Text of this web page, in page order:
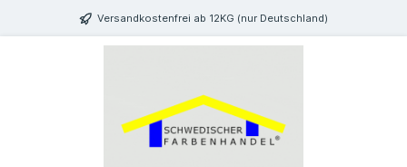
springen Versandkostenfrei ab 12KG (nur Deutschland)